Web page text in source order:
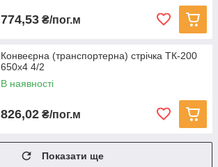
774,53 ₴/пог.м
Конвеєрна (транспортерна) стрічка ТК-200
650х4 4/2
В наявності
826,02 ₴/пог.м
Показати ще